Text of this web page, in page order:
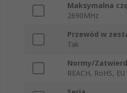
Maksymalna
2690MHz
Przewód w
Tak
Normy/
REACH, RoHS, EU